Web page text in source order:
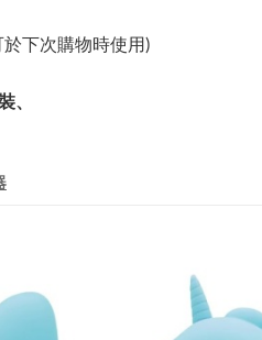
下次購物時使用)
、